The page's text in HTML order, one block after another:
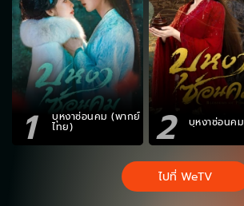
1 บุหงาซ่อนคม (พากย์
ไทย) 2 บุหงาซ่อนคม
ไปที่ WeTV